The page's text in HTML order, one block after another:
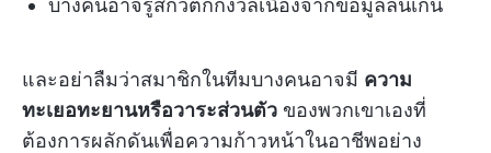
และอย่าลืมว่าสมาชิกในทีมบางคนอาจมี ความ
ทะเยอทะยานหรือวาระส่วนตัว ของพวกเขาเองที่
ต้องการผลักดันเพื่อความก้าวหน้าในอาชีพอย่าง